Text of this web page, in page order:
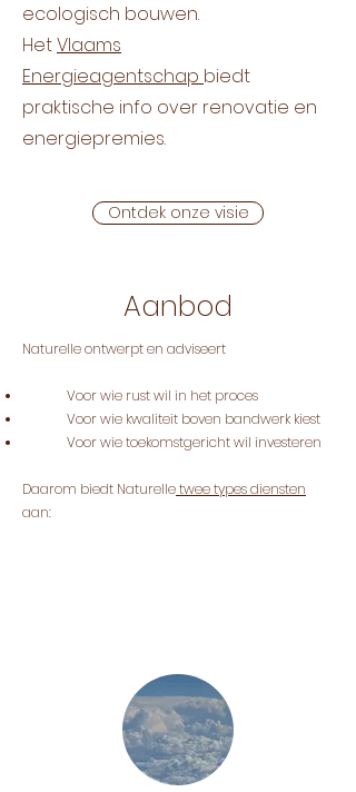
ecologisch bouwen.
HetVlaams
Energieagentschap biedt
praktische info over renovatie en
energiepremies.
Ontdek onze visie
Aanbod
Naturelle ontwerpt en adviseert
Voor wie rust wil in het proces
Voor wie kwaliteit boven bandwerk kiest
Voor wie toekomstgericht wil investeren
Daarom biedt Naturelletwee types diensten
aan: